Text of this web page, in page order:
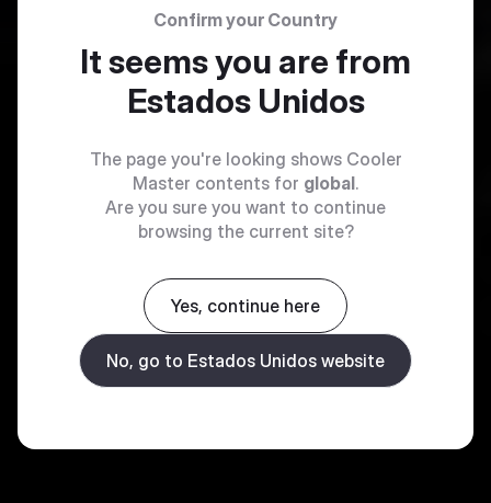
Confirm your Country
It seems you are from
Estados Unidos
The page you're looking shows Cooler
Master contents for global.
Are you sure you want to continue
browsing the current site?
Yes, continue here
No, go to Estados Unidos website